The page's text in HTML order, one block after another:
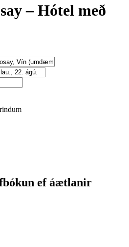
– Hótel með
ef áætlanir